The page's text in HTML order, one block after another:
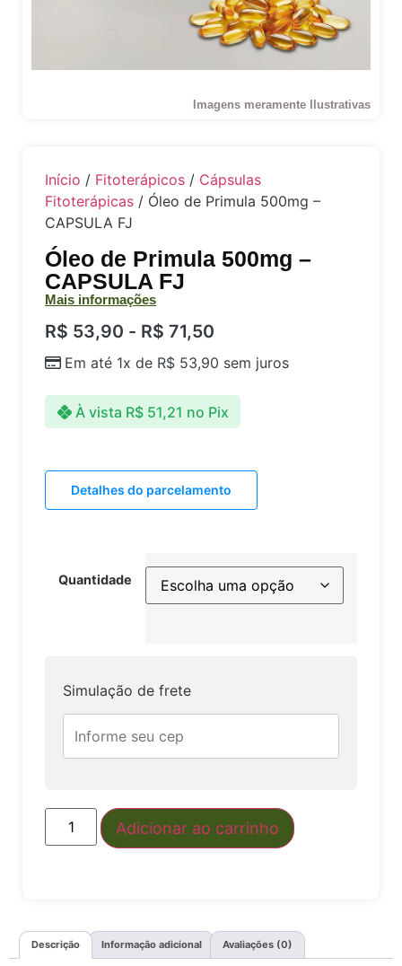
Imagens meramente Ilustrativas
Início / Fitoterápicos / Cápsulas
Fitoterápicas / Óleo de Primula 500mg –
CAPSULA FJ
Óleo de Primula 500mg –
CAPSULA FJ
Mais informações
R$ 53,90 - R$ 71,50
Em até 1x de R$ 53,90 sem juros
À vista R$51,21 no Pix
Detalhes do parcelamento
Quantidade
Simulação de frete
Adicionar ao carrinho
Descrição Informação adicional Avaliações (0)